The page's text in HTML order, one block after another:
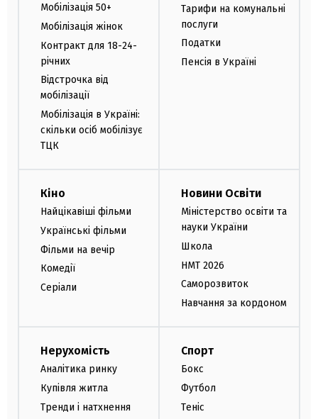
Мобілізація 50+
Мобілізація жінок
Контракт для 18-24-
річних
Відстрочка від
мобілізації
Мобілізація в Україні:
скільки осіб мобілізує
ТЦК
Тарифи на комунальні
послуги
Податки
Пенсія в Україні
Кіно
Найцікавіші фільми
Українські фільми
Фільми на вечір
Комедії
Серіали
Новини Освіти
Міністерство освіти та
науки України
Школа
НМТ 2026
Саморозвиток
Навчання за кордоном
Нерухомість
Аналітика ринку
Купівля житла
Тренди і натхнення
Спорт
Бокс
Футбол
Теніс